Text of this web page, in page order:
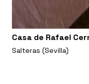
Casa de Rafael
Salteras (Sevilla)